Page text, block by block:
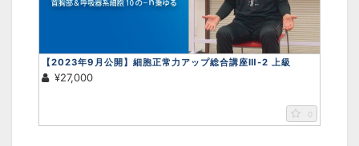
【2023年9月公開】細胞正常力アップ総合講座Ⅲ-2 上級
¥27,000
0